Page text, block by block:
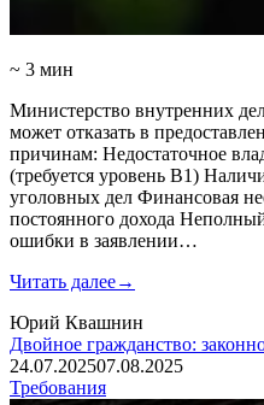
~ 3 мин
Министерство внутренних
может отказать в
причинам: Недостаточное
(требуется уровень B1)
уголовных дел Финансовая
постоянного дохода
ошибки в заявлении…
Читать далее→
Юрий Квашнин
Двойное гражданство:
24.07.202507.08.2025
Требования